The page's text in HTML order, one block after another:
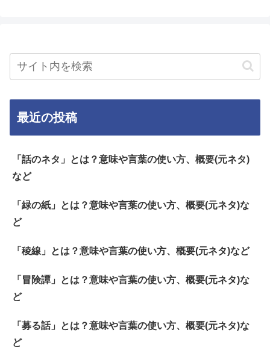
最近の投稿
「話のネタ」とは？意味や言葉の使い方、概要(元ネタ)
など
「緑の紙」とは？意味や言葉の使い方、概要(元ネタ)な
ど
「稜線」とは？意味や言葉の使い方、概要(元ネタ)など
「冒険譚」とは？意味や言葉の使い方、概要(元ネタ)な
ど
「募る話」とは？意味や言葉の使い方、概要(元ネタ)な
ど